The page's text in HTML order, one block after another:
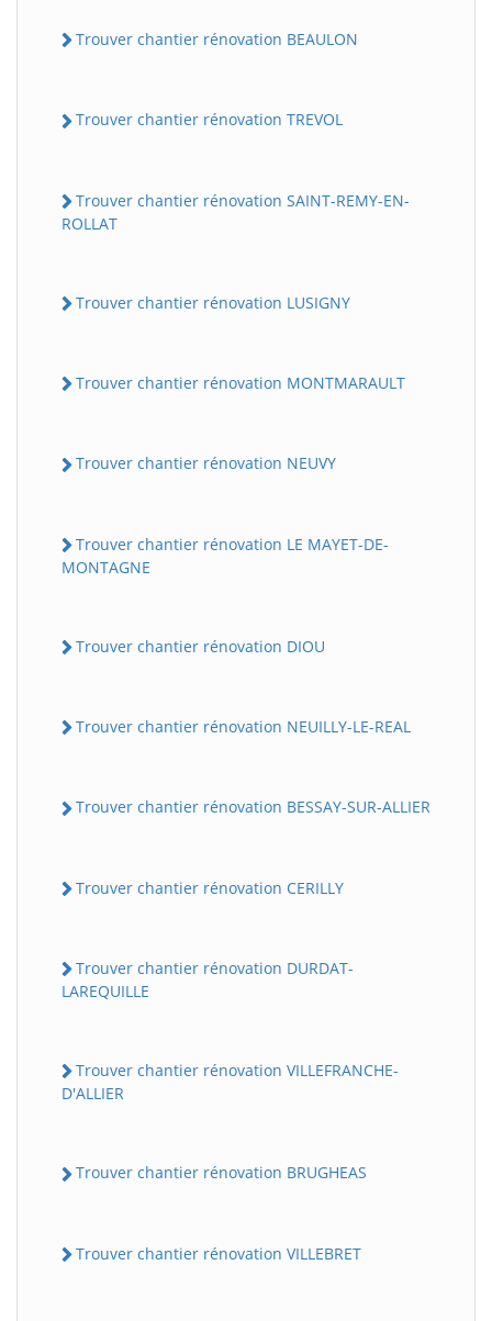
Trouver chantier rénovation BEAULON
Trouver chantier rénovation TREVOL
Trouver chantier rénovation SAINT-REMY-EN-
ROLLAT
Trouver chantier rénovation LUSIGNY
Trouver chantier rénovation MONTMARAULT
Trouver chantier rénovation NEUVY
Trouver chantier rénovation LE MAYET-DE-
MONTAGNE
Trouver chantier rénovation DIOU
Trouver chantier rénovation NEUILLY-LE-REAL
Trouver chantier rénovation BESSAY-SUR-ALLIER
Trouver chantier rénovation CERILLY
Trouver chantier rénovation DURDAT-
LAREQUILLE
Trouver chantier rénovation VILLEFRANCHE-
D'ALLIER
Trouver chantier rénovation BRUGHEAS
Trouver chantier rénovation VILLEBRET